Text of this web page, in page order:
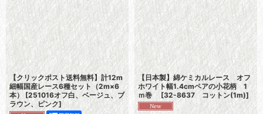
【クリックポスト送料無料】計12m
細幅国産レース6種セット（2m×6
本） [251016オフ白、ベージュ、ブ
ラウン、ピンク]
【日本製】綿ケミカルレース オフ
ホワイト幅1.4cmペアの小花柄 1
ｍ巻 [32-8637 コットン(1m)]